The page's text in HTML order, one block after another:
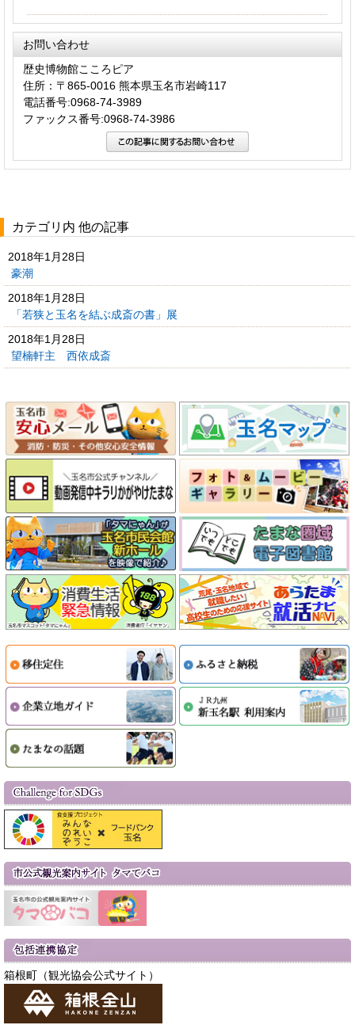
お問い合わせ
歴史博物館こころピア
住所：〒865-0016 熊本県玉名市岩崎117
電話番号:0968-74-3989
ファックス番号:0968-74-3986
カテゴリ内 他の記事
2018年1月28日
豪潮
2018年1月28日
「若狭と玉名を結ぶ成斎の書」展
2018年1月28日
望楠軒主 西依成斎
箱根町（観光協会公式サイト）